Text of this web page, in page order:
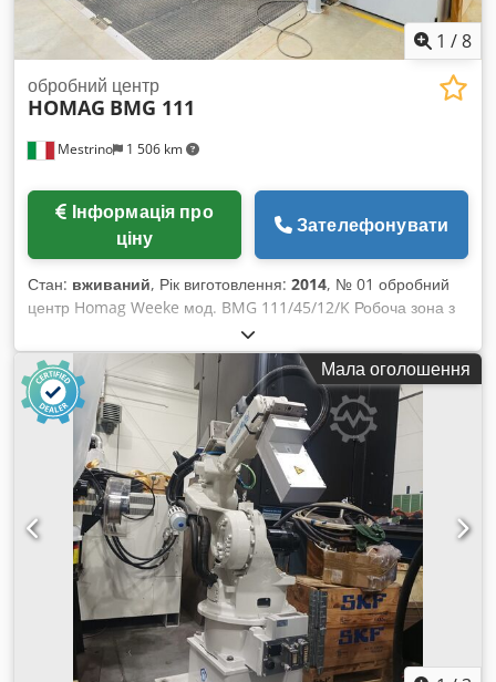
1 /8
Mestrino 1 506 km
обробний центр
HOMAG BMG 111
ціну
Зателефонувати
Стан: вживаний, Рік виготовлення: 2014, № 01 обробний
центр Homag Weeke мод. BMG 111/45/12/K Робоча зона з
електрошпинделем: 4500 x 1550 мм Робоча зона з усіма
групами: 4500 x 1250 мм Свердлильна головка з 12
вертикальними шпинделями, 4 + 2 горизонтальні, пильний
блок 0/90° Електрошпиндель 9 кВт (12 к.с.), HSK, оберти від
1 250 до 24 000 об/хв 4-а вісь для повороту агрегатів 8-
позиційний круговий магазин інструментів 8-позиційний
боковий магазин інструментів Бічний pick-up для зміни
інструменту Спеціальний агрегат FLEX 5 HIGH
PERFORMANCE для свердління, фрезерування, розкрою
Автоматичне регулювання нахилу 0 – 100° Пристрій
видалення стружки з правої сторони 8 робочих столів
Schmalz з 16 вакуумними присосками Лазер для
позиціонування присосок 2 вакуумні насоси Управління
POWERTOUCH Імпорт DXF у Woodwop Dkodpfx
Absyarwtonor Дистанційна підтримка через Teleservicenet
Мала оголошення